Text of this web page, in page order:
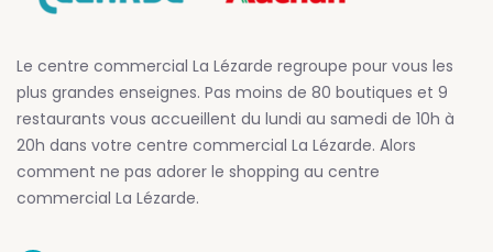
Le centre commercial La Lézarde regroupe pour vous les
plus grandes enseignes. Pas moins de 80 boutiques et 9
restaurants vous accueillent du lundi au samedi de 10h à
20h dans votre centre commercial La Lézarde. Alors
comment ne pas adorer le shopping au centre
commercial La Lézarde.